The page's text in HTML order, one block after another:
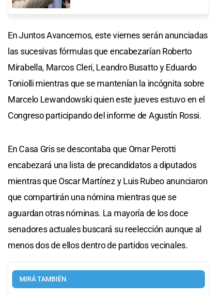
En Juntos Avancemos, este viernes serán anunciadas
las sucesivas fórmulas que encabezarían Roberto
Mirabella, Marcos Cleri, Leandro Busatto y Eduardo
Toniolli mientras que se mantenían la incógnita sobre
Marcelo Lewandowski quien este jueves estuvo en el
Congreso participando del informe de Agustín Rossi.
En Casa Gris se descontaba que Omar Perotti
encabezará una lista de precandidatos a diputados
mientras que Oscar Martínez y Luis Rubeo anunciaron
que compartirán una nómina mientras que se
aguardan otras nóminas. La mayoría de los doce
senadores actuales buscará su reelección aunque al
menos dos de ellos dentro de partidos vecinales.
MIRÁ TAMBIÉN